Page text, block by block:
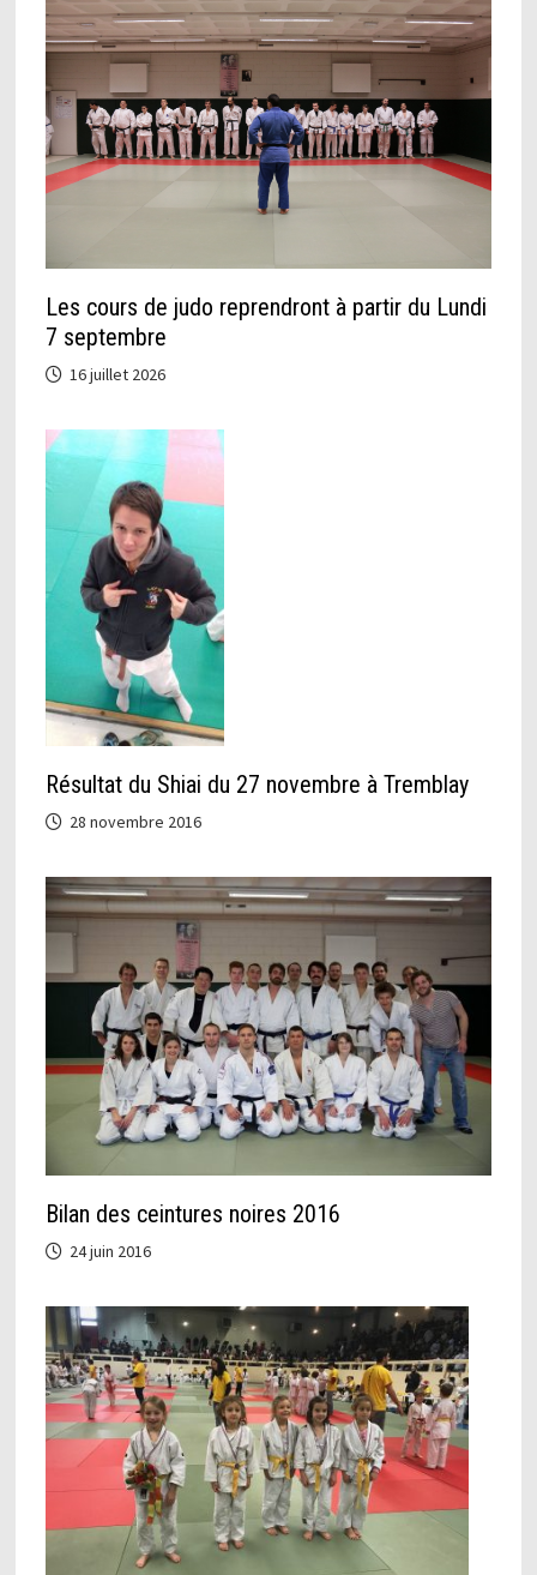
Les cours de judo reprendront à partir du Lundi
7 septembre
16 juillet 2026
Résultat du Shiai du 27 novembre à Tremblay
28 novembre 2016
Bilan des ceintures noires 2016
24 juin 2016